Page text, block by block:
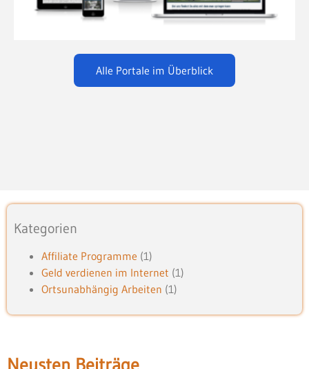
Alle Portale im Überblick
Kategorien
Affiliate Programme (1)
Geld verdienen im Internet (1)
Ortsunabhängig Arbeiten (1)